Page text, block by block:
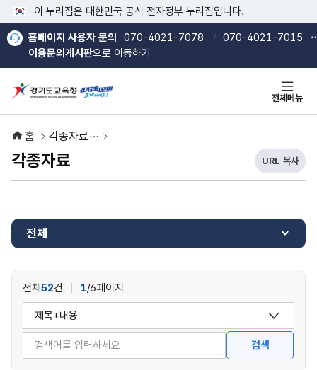
본문 바로가기
메인메뉴 바로가기
이 누리집은 대한민국 공식 전자정부 누리집입니다.
홈페이지 사용자 문의 070-4021-7078
070-4021-7015
이용문의게시판으로 이동하기
전체메뉴
홈 각종자료
각종자료
열기
열기
URL 복사
현
재
L
복
사
전체
전체 52건 1/6페이지
검색옵션
검색어 검색